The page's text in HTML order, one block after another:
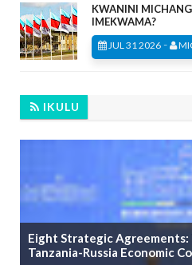
KWANINI
IMEKWAMA?
JUL 31 2026 -
IKULU
Eight Strategic Agreements:
Tanzania-Russia Economic